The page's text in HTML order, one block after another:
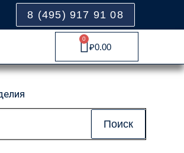
8 (495) 917 91 08
₽0.00
0
Cart
Поиск